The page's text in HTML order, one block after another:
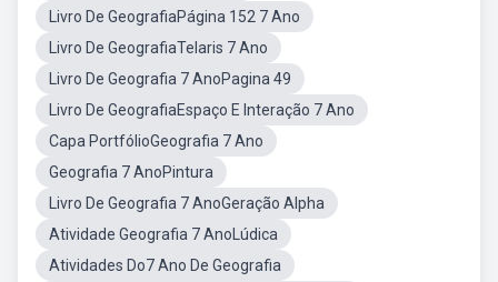
Livro De GeografiaPágina 152 7 Ano
Livro De GeografiaTelaris 7 Ano
Livro De Geografia 7 AnoPagina 49
Livro De GeografiaEspaço E Interação 7 Ano
Capa PortfólioGeografia 7 Ano
Geografia 7 AnoPintura
Livro De Geografia 7 AnoGeração Alpha
Atividade Geografia 7 AnoLúdica
Atividades Do7 Ano De Geografia